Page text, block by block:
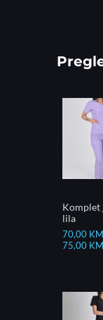
Komplet
lila
70,00 KM
75,00 KM